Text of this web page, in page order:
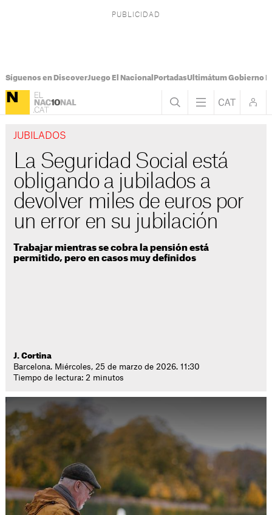
Síguenos en DiscoverJuego El Nacional PortadasUltimátum Gobierno
JUBILADOS
La Seguridad Social está
obligando a jubilados a
devolver miles de euros por
un error en su jubilación
Trabajar mientras se cobra la pensión está
permitido, pero en casos muy definidos
J. Cortina
Barcelona. Miércoles, 25 de marzo de 2026. 11:30
Tiempo de lectura: 2 minutos